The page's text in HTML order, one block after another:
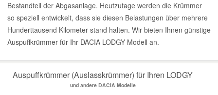
Bestandteil der Abgasanlage. Heutzutage werden die Krümmer
so speziell entwickelt, dass sie diesen Belastungen über mehrere
Hunderttausend Kilometer stand halten. Wir bieten Ihnen günstige
Auspuffkrümmer für Ihr DACIA LODGY Modell an.
Auspuffkrümmer (Auslasskrümmer) für Ihren LODGY
und andere DACIA Modelle